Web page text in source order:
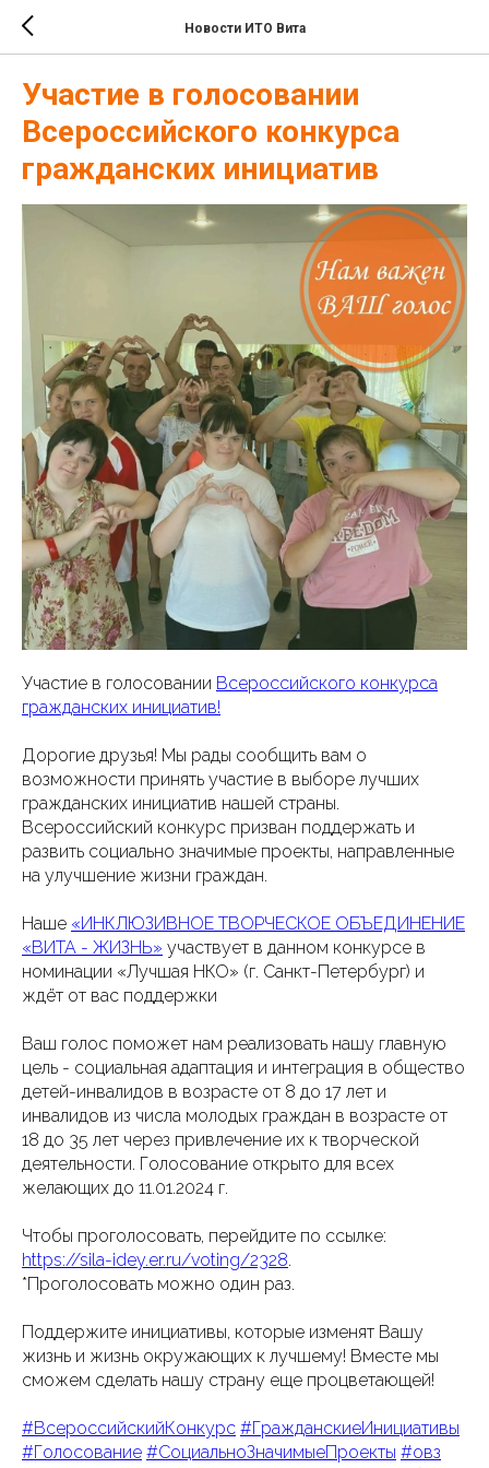
Новости ИТО Вита
Участие в голосовании
Всероссийского конкурса
гражданских инициатив
Участие в голосовании Всероссийского конкурса
гражданских инициатив!
Дорогие друзья! Мы рады сообщить вам о
возможности принять участие в выборе лучших
гражданских инициатив нашей страны.
Всероссийский конкурс призван поддержать и
развить социально значимые проекты, направленные
на улучшение жизни граждан.
Наше «ИНКЛЮЗИВНОЕ ТВОРЧЕСКОЕ ОБЪЕДИНЕНИЕ
«ВИТА - ЖИЗНЬ» участвует в данном конкурсе в
номинации «Лучшая НКО» (г. Санкт-Петербург) и
ждёт от вас поддержки
Ваш голос поможет нам реализовать нашу главную
цель - социальная адаптация и интеграция в общество
детей-инвалидов в возрасте от 8 до 17 лет и
инвалидов из числа молодых граждан в возрасте от
18 до 35 лет через привлечение их к творческой
деятельности. Голосование открыто для всех
желающих до 11.01.2024 г.
Чтобы проголосовать, перейдите по ссылке:
https://sila-idey.er.ru/voting/2328.
*Проголосовать можно один раз.
Поддержите инициативы, которые изменят Вашу
жизнь и жизнь окружающих к лучшему! Вместе мы
сможем сделать нашу страну еще процветающей!
#ВсероссийскийКонкурс #ГражданскиеИнициативы
#Голосование #СоциальноЗначимыеПроекты #овз